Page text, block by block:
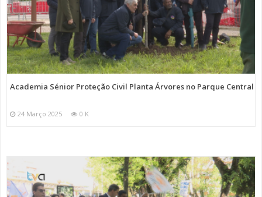
Academia Sénior Proteção Civil Planta Árvores no Parque Central
24 Março 2025 0 K